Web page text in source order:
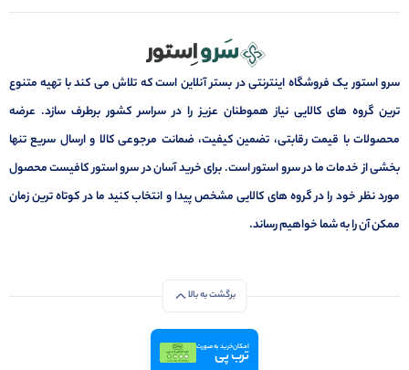
سرو استور یک فروشگاه اینترنتی در بستر آنلاین است که تلاش می کند با تهیه متنوع
ترین گروه های کالایی نیاز هموطنان عزیز را در سراسر کشور برطرف سازد. عرضه
محصولات با قیمت رقابتی، تضمین کیفیت، ضمانت مرجوعی کالا و ارسال سریع تنها
بخشی از خدمات ما در سرو استور است. برای خرید آسان در سرو استور کافیست محصول
مورد نظر خود را در گروه های کالایی مشخص پیدا و انتخاب کنید ما در کوتاه ترین زمان
ممکن آن را به شما خواهیم رساند.
برگشت به بالا
امکان خرید به صورت
ترب پی